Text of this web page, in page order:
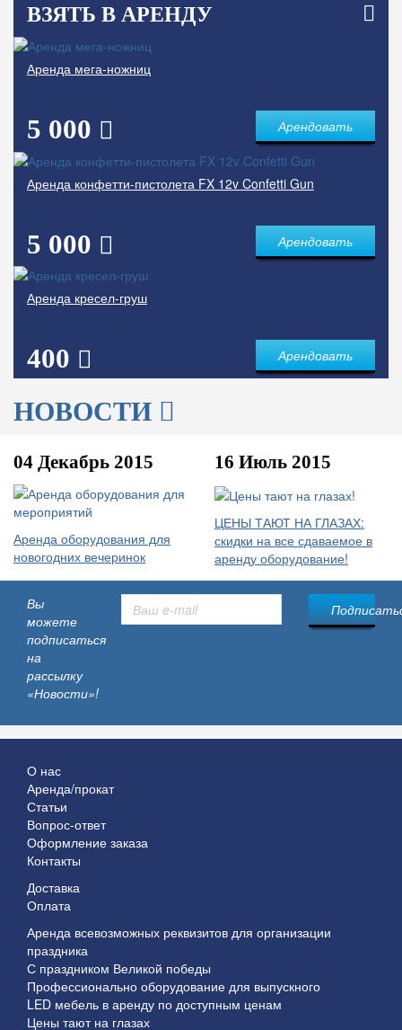
ВЗЯТЬ В АРЕНДУ
Аренда мега-ножниц
5 000 Арендовать
Аренда конфетти-пистолета FX 12v Confetti Gun
5 000 Арендовать
Аренда кресел-груш
400 Арендовать
НОВОСТИ
04 Декабрь 2015
Аренда оборудования для
новогодних вечеринок
16 Июль 2015
ЦЕНЫ ТАЮТ НА ГЛАЗАХ:
скидки на все сдаваемое в
аренду оборудование!
Вы
можете
подписаться
на
рассылку
«Новости»!
О нас
Аренда/прокат
Статьи
Вопрос-ответ
Оформление заказа
Контакты
Доставка
Оплата
Аренда всевозможных реквизитов для организации
праздника
С праздником Великой победы
Профессионально оборудование для выпускного
LED мебель в аренду по доступным ценам
Цены тают на глазах